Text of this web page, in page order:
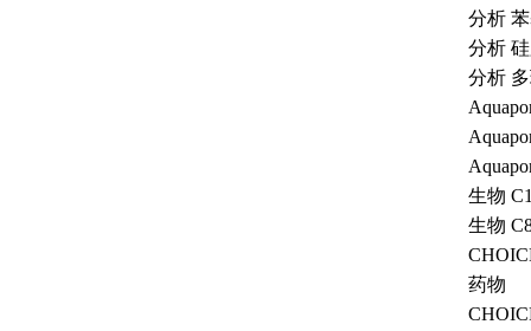
分析
分析
分析
生物
生物
药物